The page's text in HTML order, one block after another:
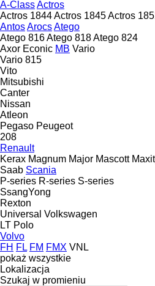
A-ClassActros
Actros 1844Actros 1845Actros
AntosArocsAtego
Atego 816Atego 818Atego 824
Axor Econic MB Vario
Vario 815
Vito
Mitsubishi
Canter
Nissan
Atleon
Pegaso Peugeot
208
Renault
Kerax Magnum Major Mascott
Saab Scania
P-series R-series S-series
SsangYong
Rexton
Universal Volkswagen
LT Polo
Volvo
FH FL FM FMX VNL
pokaż wszystkie
Lokalizacja
Szukaj w promieniu